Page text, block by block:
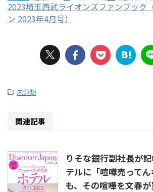
2023埼玉西武ライオンズファンブック
ン 2023年4月号）
-未分類
関連記事
りそな銀行副社長が
テルに「喧嘩売って
も、その喧嘩を文春